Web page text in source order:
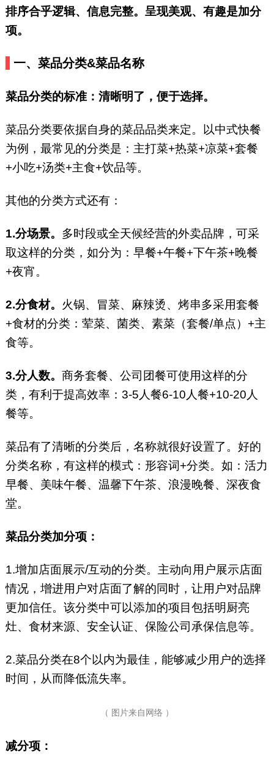
排序合乎逻辑、信息完整。呈现美观、有趣是加分
项。
一、菜品分类&菜品名称
菜品分类的标准：清晰明了，便于选择。
菜品分类要依据自身的菜品品类来定。以中式快餐
为例，最常见的分类是：主打菜+热菜+凉菜+套餐
+小吃+汤类+主食+饮品等。
其他的分类方式还有：
1.分场景。 多时段或全天候经营的外卖品牌，可采
取这样的分类，如分为：早餐+午餐+下午茶+晚餐
+夜宵。
2.分食材。 火锅、冒菜、麻辣烫、烤串多采用套餐
+食材的分类：荤菜、菌类、素菜（套餐/单点）+主
食等。
3.分人数。 商务套餐、公司团餐可使用这样的分
类，有利于提高效率：3-5人餐6-10人餐+10-20人
餐等。
菜品有了清晰的分类后，名称就很好设置了。好的
分类名称，有这样的模式：形容词+分类。如：活力
早餐、美味午餐、温馨下午茶、浪漫晚餐、深夜食
堂。
菜品分类加分项：
1.增加店面展示/互动的分类。主动向用户展示店面
情况，增进用户对店面了解的同时，让用户对品牌
更加信任。该分类中可以添加的项目包括明厨亮
灶、食材来源、安全认证、保险公司承保信息等。
2.菜品分类在8个以内为最佳，能够减少用户的选择
时间，从而降低流失率。
（ 图片来自网络 ）
减分项：